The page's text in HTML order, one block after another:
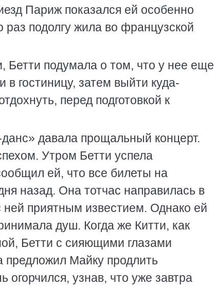
Париж показался ей особенно
подолгу жила во французской
Бетти подумала о том, что у нее еще
в гостиницу, затем выйти куда-
перед подготовкой к
давала прощальный концерт.
Утром Бетти успела
ей, что все билеты на
назад. Она тотчас направилась в
ней приятным известием. Однако ей
душ. Когда же Китти, как
Бетти с сияющими глазами
предложил Майку продлить
огорчился, узнав, что уже завтра